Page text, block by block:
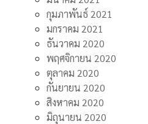
กุมภาพันธ์ 2021
มกราคม 2021
ธันวาคม 2020
พฤศจิกายน 2020
ตุลาคม 2020
กันยายน 2020
สิงหาคม 2020
มิถุนายน 2020